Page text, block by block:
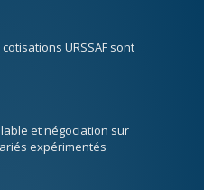
URSSAF sont
et négociation sur
expérimentés